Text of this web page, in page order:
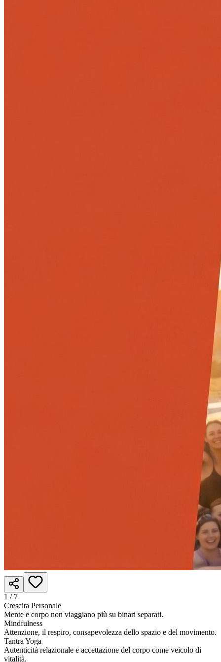
1 / 7
Crescita Personale
Mente e corpo non viaggiano più su binari separati.
Mindfulness
Attenzione, il respiro, consapevolezza dello spazio e del movimento.
Tantra Yoga
Autenticità relazionale e accettazione del corpo come veicolo di
vitalità.